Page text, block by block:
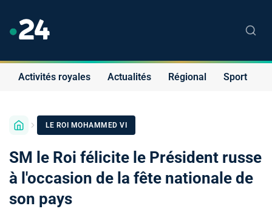
Activités royales Actualités Régional Sport
LE ROI MOHAMMED VI
SM le Roi félicite le Président russe
à l'occasion de la fête nationale de
son pays